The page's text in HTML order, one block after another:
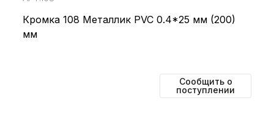
Кромка 108 Металлик PVC 0.4*25 мм (200)
мм
Сообщить о
поступлении